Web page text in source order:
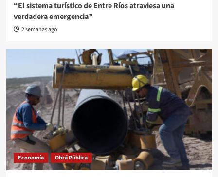
“El sistema turístico de Entre Ríos atraviesa una
verdadera emergencia”
2 semanas ago
Economía Obrá Pública